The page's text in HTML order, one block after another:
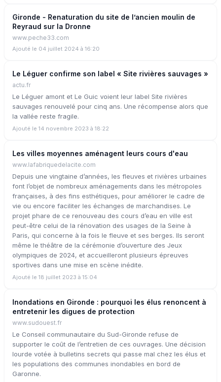
Gironde - Renaturation du site de l’ancien moulin de
Reyraud sur la Dronne
www.peche33.com
Ajouté le 04 juillet 2024 à 16:20
Le Léguer confirme son label « Site rivières sauvages »
actu.fr
Le Léguer amont et Le Guic voient leur label Site rivières
sauvages renouvelé pour cinq ans. Une récompense alors que
la vallée reste fragile.
Ajouté le 14 novembre 2023 à 18:22
Les villes moyennes aménagent leurs cours d'eau
www.lafabriquedelacite.com
Depuis une vingtaine d’années, les fleuves et rivières urbaines
font l’objet de nombreux aménagements dans les métropoles
françaises, à des fins esthétiques, pour améliorer le cadre de
vie ou encore faciliter les échanges de marchandises. Le
projet phare de ce renouveau des cours d’eau en ville est
peut-être celui de la rénovation des usages de la Seine à
Paris, qui concerne à la fois le fleuve et ses berges. Ils seront
même le théâtre de la cérémonie d’ouverture des Jeux
olympiques de 2024, et accueilleront plusieurs épreuves
sportives dans une mise en scène inédite.
Ajouté le 18 juillet 2023 à 15:04
Inondations en Gironde : pourquoi les élus renoncent à
entretenir les digues de protection
www.sudouest.fr
Le Conseil communautaire du Sud-Gironde refuse de
supporter le coût de l’entretien de ces ouvrages. Une décision
lourde votée à bulletins secrets qui passe mal chez les élus et
les populations des communes inondables en bord de
Garonne.